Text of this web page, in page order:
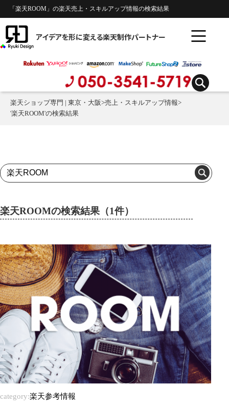
「楽天ROOM」の楽天売上・スキルアップ情報の検索結果
アイデアを形に変える楽天制作パートナー
楽天ショップ専門 | 東京・大阪>売上・スキルアップ情報>
'楽天ROOM'の検索結果
楽天ROOMの検索結果（1件）
category:楽天参考情報